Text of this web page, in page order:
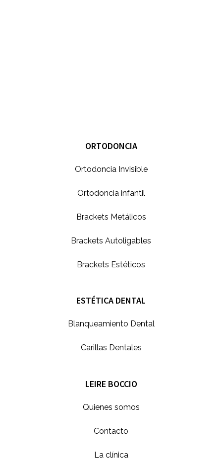
ORTODONCIA
Ortodoncia Invisible
Ortodoncia infantil
Brackets Metálicos
Brackets Autoligables
Brackets Estéticos
ESTÉTICA DENTAL
Blanqueamiento Dental
Carillas Dentales
LEIRE BOCCIO
Quienes somos
Contacto
La clínica